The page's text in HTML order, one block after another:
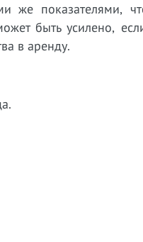
же показателями,
быть усилено,
в аренду.